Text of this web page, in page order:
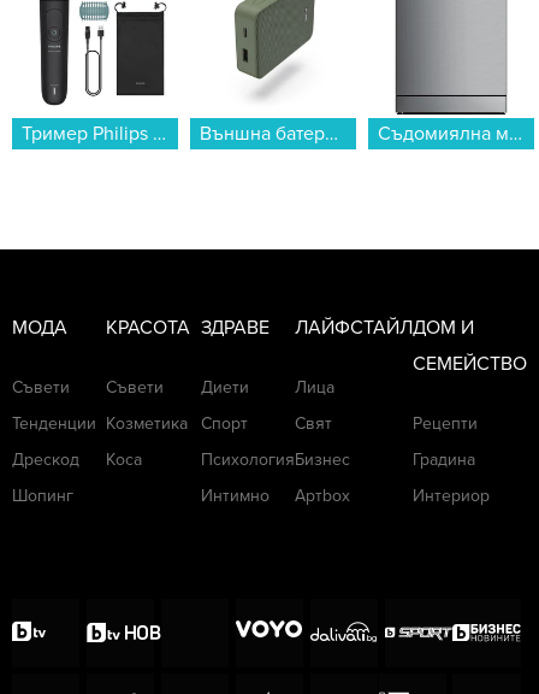
Тример Philips BG5470/15... Външна батерия Hama 201713, "Colour 10" зелена 10000 mAh... Съдомиялна машина Finlux DFX6015HIGH , 15 комплекта, A...
МОДА
Съвети
Тенденции
Дрескод
Шопинг
КРАСОТА
Съвети
Козметика
Коса
ЗДРАВЕ
Диети
Спорт
Психология
Интимно
ЛАЙФСТАЙЛ
Лица
Свят
Бизнес
Артbox
ДОМ И
СЕМЕЙСТВО
Рецепти
Градина
Интериор